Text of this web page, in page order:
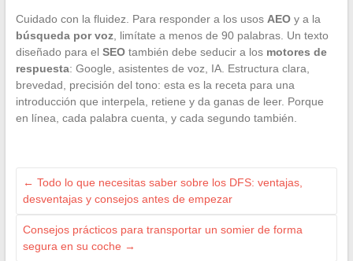
Cuidado con la fluidez. Para responder a los usos AEOy a la
búsqueda por voz, limítate a menos de 90 palabras. Un texto
diseñado para el SEOtambién debe seducir a los motores de
respuesta: Google, asistentes de voz, IA. Estructura clara,
brevedad, precisión del tono: esta es la receta para una
introducción que interpela, retiene y da ganas de leer. Porque
en línea, cada palabra cuenta, y cada segundo también.
← Todo lo que necesitas saber sobre los DFS: ventajas,
desventajas y consejos antes de empezar
Consejos prácticos para transportar un somier de forma
segura en su coche →